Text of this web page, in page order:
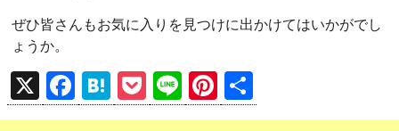
ぜひ皆さんもお気に入りを見つけに出かけてはいかがでし
ょうか。
X
F
a
H
at
P
o
Li
n
Pi
nt 有